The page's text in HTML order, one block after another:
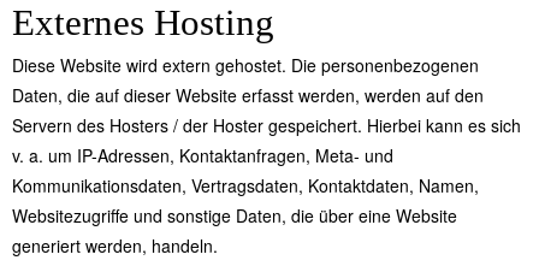
Externes Hosting
Diese Website wird extern gehostet. Die personenbezogenen
Daten, die auf dieser Website erfasst werden, werden auf den
Servern des Hosters / der Hoster gespeichert. Hierbei kann es sich
v. a. um IP-Adressen, Kontaktanfragen, Meta- und
Kommunikationsdaten, Vertragsdaten, Kontaktdaten, Namen,
Websitezugriffe und sonstige Daten, die über eine Website
generiert werden, handeln.